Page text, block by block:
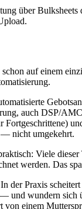
über
auf einem
auch DSP/
Fortgeschrittene)
— nicht umgekehrt.
Viele
werden. Das
In der Praxis
wundern sich
einem